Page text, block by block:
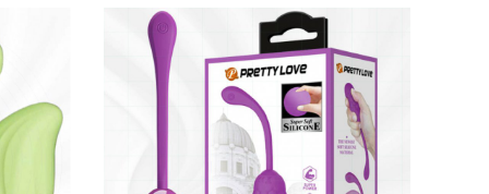
trải nghiệm an toàn, vệ sinh. Từ thương
dùng.